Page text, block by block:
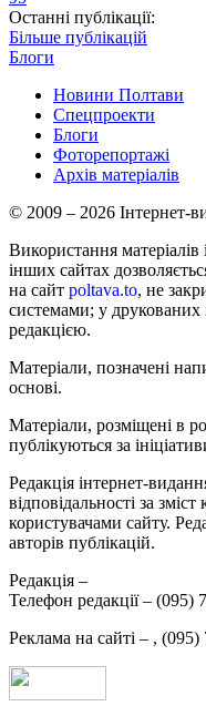
Останні публікації:
Більше публікацій
Блоги
Новини Полтави
Спецпроекти
Блоги
Фоторепортажі
Архів матеріалів
© 2009 – 2026 Інтернет-
Використання
інших сайтах
на сайт poltava.to, не
системами; у
редакцією.
Матеріали, позначені
основі.
Матеріали, розміщені в
публікуються за
Редакція інтернет-
відповідальності за
користувачами сайту.
авторів публікацій.
Редакція –
Телефон редакції – (095)
Реклама на сайті – , (095)